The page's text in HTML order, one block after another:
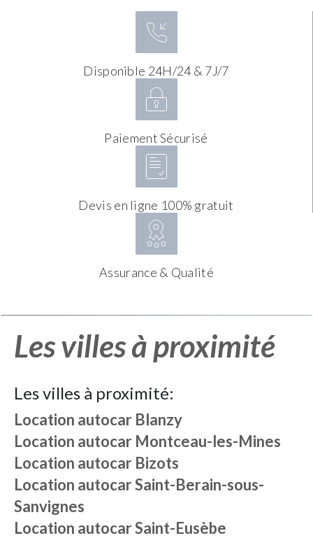
Disponible 24H/24 & 7J/7
Paiement Sécurisé
Devis en ligne 100% gratuit
Assurance & Qualité
Les villes à proximité
Les villes à proximité:
Location autocar Blanzy
Location autocar Montceau-les-Mines
Location autocar Bizots
Location autocarSaint-Berain-sous-
Sanvignes
Location autocarSaint-Eusèbe